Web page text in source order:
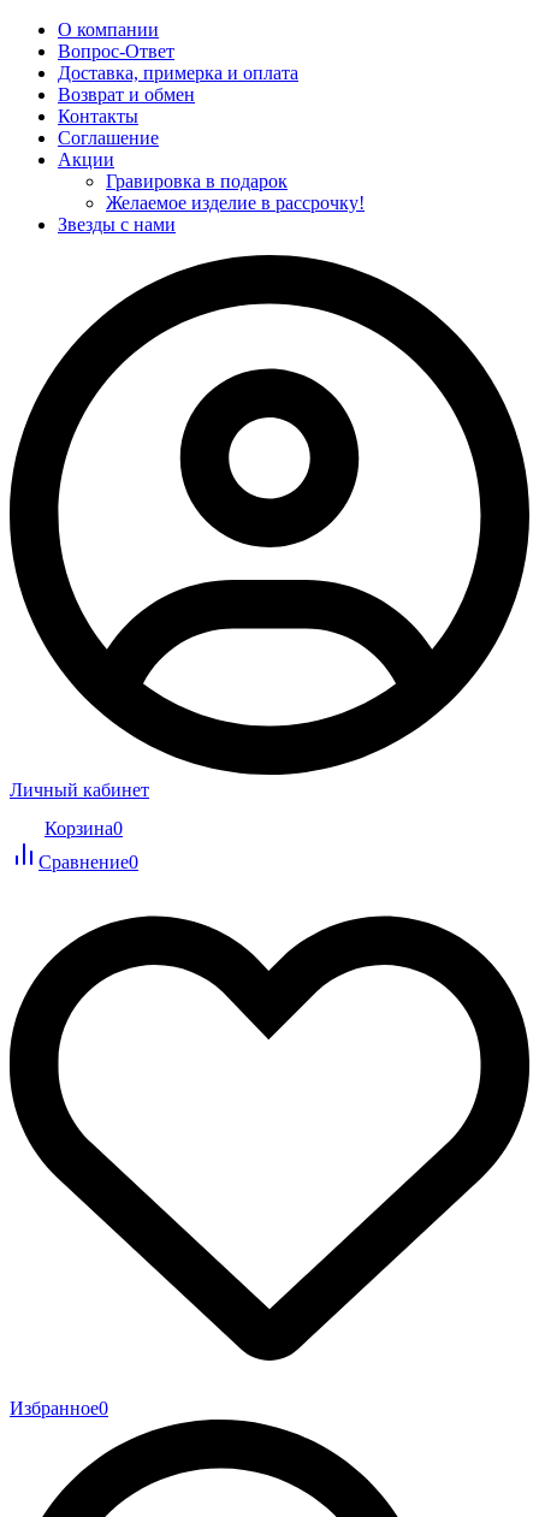
О компании
Вопрос-Ответ
Доставка, примерка и оплата
Возврат и обмен
Контакты
Соглашение
Акции
Гравировка в подарок
Желаемое изделие в рассрочку!
Звезды с нами
Личный кабинет
Корзина0
Сравнение0
Избранное0